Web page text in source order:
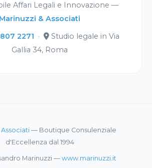
Affari Legali e Innovazione —
Marinuzzi & Associati
2271 ·
Studio legale in Via
Gallia 34, Roma
Associati— Boutique Consulenziale
d'Eccellenza dal 1994
Marinuzzi — www.marinuzzi.it